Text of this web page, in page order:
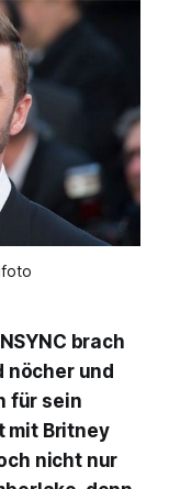
brach
nöcher und
für sein
mit Britney
nicht nur